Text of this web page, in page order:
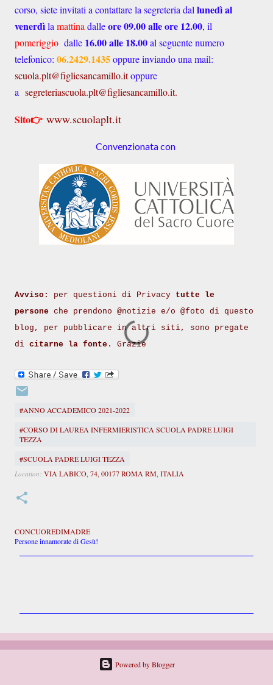
corso, siete invitati a contattare la segreteria dal lunedì al
venerdìla mattina dalleore 09.00 alle ore 12.00, il
pomeriggio dalle 16.00 alle 18.00al seguente numero
telefonico: 06.2429.1435oppure inviando una mail:
scuola.plt@figliesancamillo.itoppure
a segreteriascuola.plt@figliesancamillo.it.
Sito👉 www.scuolaplt.it
Convenzionata con
Avviso: per questioni di Privacy tutte le
persone che prendono @notizie e/o @foto di questo
blog, per pubblicare in altri siti, sono pregate
di citarne la fonte . Grazie
#ANNO ACCADEMICO 2021-2022
#CORSO DI LAUREA INFERMIERISTICA SCUOLA PADRE LUIGI
TEZZA
#SCUOLA PADRE LUIGI TEZZA
Location: VIA LABICO, 74, 00177 ROMA RM, ITALIA
CONCUOREDIMADRE
Persone innamorate di Gesù!
n
t
Powered by Blogger